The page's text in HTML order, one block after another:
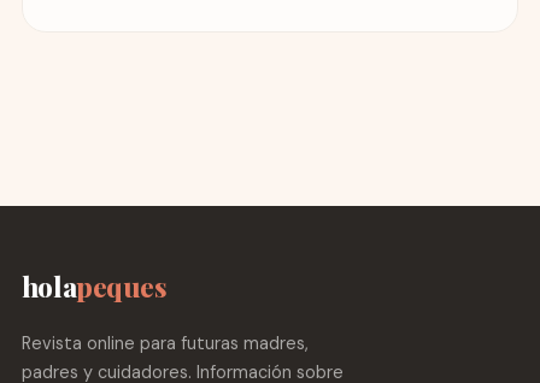
holapeques
Revista online para futuras madres,
padres y cuidadores. Información sobre